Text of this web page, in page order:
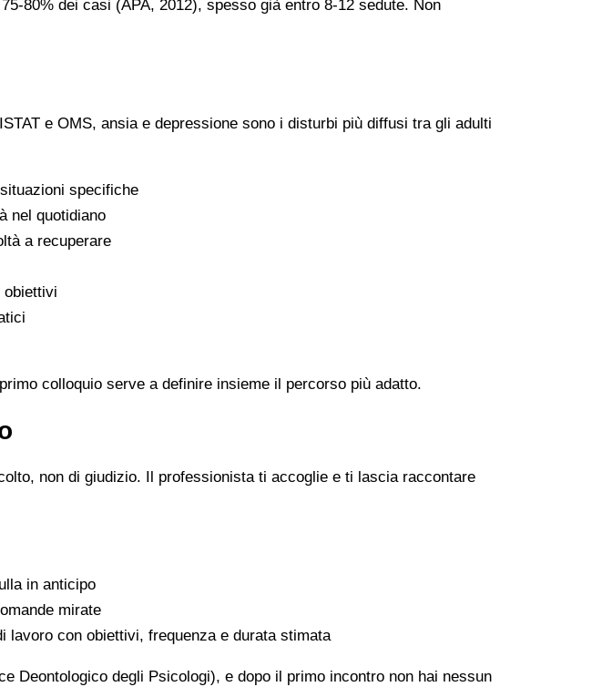
80% dei casi (APA, 2012), spesso già entro 8-12 sedute. Non
e OMS, ansia e depressione sono i disturbi più diffusi tra gli adulti
specifiche
nel quotidiano
a recuperare
obiettivi
colloquio serve a definire insieme il percorso più adatto.
non di giudizio. Il professionista ti accoglie e ti lascia raccontare
in anticipo
mirate
lavoro con obiettivi, frequenza e durata stimata
Deontologico degli Psicologi), e dopo il primo incontro non hai nessun